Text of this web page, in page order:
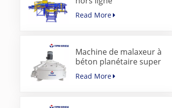
servocommandée pour
blocs de béton
Read More
Machine de malaxeur à
béton planétaire super
rapide pour machine à
pavés
Read More